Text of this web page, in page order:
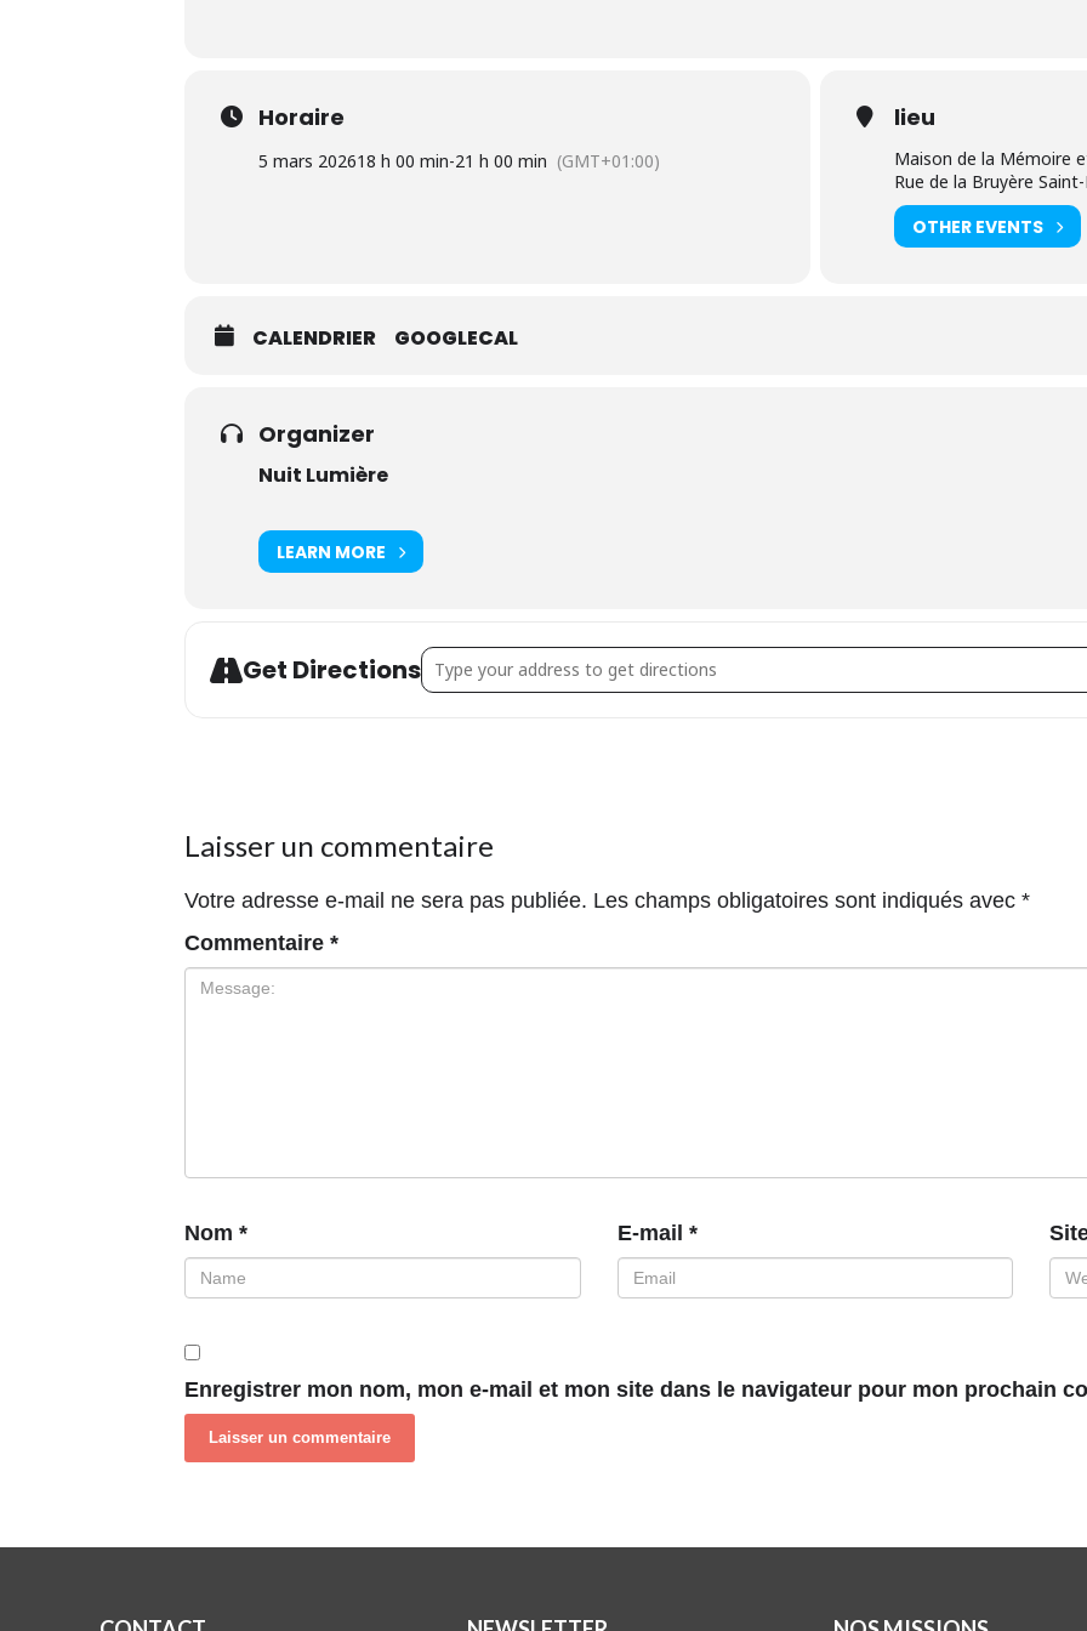
Horaire
5 mars 202618 h 00 min-21 h 00 min (GMT+01:00)
lieu
Maison de la Mémoire
Rue de la Bruyère
OTHER EVENTS
CALENDRIER GOOGLECAL
Organizer
Nuit Lumière
LEARN MORE
Get DirectionsAddress - Atelier créatif Nuit Lumière [MnBf642Nk]
Laisser un commentaire
Votre adresse e-mail ne sera pas publiée. Les champs obligatoires sont indiqués avec *
Commentaire *
Nom * E-mail *
Enregistrer mon nom, mon e-mail et mon site dans le navigateur pour mon prochain